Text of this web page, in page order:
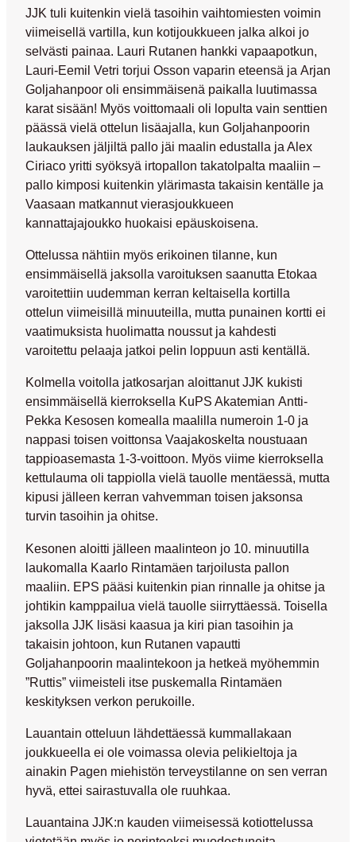
JJK tuli kuitenkin vielä tasoihin vaihtomiesten voimin
viimeisellä vartilla, kun kotijoukkueen jalka alkoi jo
selvästi painaa. Lauri Rutanen hankki vapaapotkun,
Lauri-Eemil Vetri torjui Osson vaparin eteensä ja Arjan
Goljahanpoor oli ensimmäisenä paikalla luutimassa
karat sisään! Myös voittomaali oli lopulta vain senttien
päässä vielä ottelun lisäajalla, kun Goljahanpoorin
laukauksen jäljiltä pallo jäi maalin edustalla ja Alex
Ciriaco yritti syöksyä irtopallon takatolpalta maaliin –
pallo kimposi kuitenkin ylärimasta takaisin kentälle ja
Vaasaan matkannut vierasjoukkueen
kannattajajoukko huokaisi epäuskoisena.
Ottelussa nähtiin myös erikoinen tilanne, kun
ensimmäisellä jaksolla varoituksen saanutta Etokaa
varoitettiin uudemman kerran keltaisella kortilla
ottelun viimeisillä minuuteilla, mutta punainen kortti ei
vaatimuksista huolimatta noussut ja kahdesti
varoitettu pelaaja jatkoi pelin loppuun asti kentällä.
Kolmella voitolla jatkosarjan aloittanut JJK kukisti
ensimmäisellä kierroksella KuPS Akatemian Antti-
Pekka Kesosen komealla maalilla numeroin 1-0 ja
nappasi toisen voittonsa Vaajakoskelta noustuaan
tappioasemasta 1-3-voittoon. Myös viime kierroksella
kettulauma oli tappiolla vielä tauolle mentäessä, mutta
kipusi jälleen kerran vahvemman toisen jaksonsa
turvin tasoihin ja ohitse.
Kesonen aloitti jälleen maalinteon jo 10. minuutilla
laukomalla Kaarlo Rintamäen tarjoilusta pallon
maaliin. EPS pääsi kuitenkin pian rinnalle ja ohitse ja
johtikin kamppailua vielä tauolle siirryttäessä. Toisella
jaksolla JJK lisäsi kaasua ja kiri pian tasoihin ja
takaisin johtoon, kun Rutanen vapautti
Goljahanpoorin maalintekoon ja hetkeä myöhemmin
”Ruttis” viimeisteli itse puskemalla Rintamäen
keskityksen verkon perukoille.
Lauantain otteluun lähdettäessä kummallakaan
joukkueella ei ole voimassa olevia pelikieltoja ja
ainakin Pagen miehistön terveystilanne on sen verran
hyvä, ettei sairastuvalla ole ruuhkaa.
Lauantaina JJK:n kauden viimeisessä kotiottelussa